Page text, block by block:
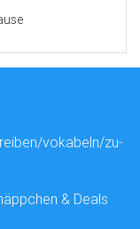
vokabeln/zu-
& Deals